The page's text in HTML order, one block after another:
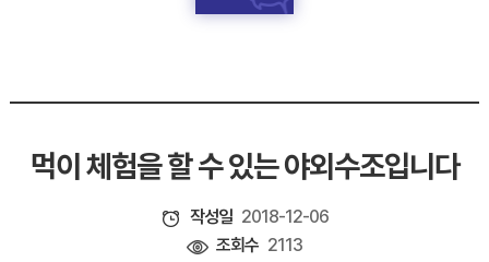
먹이 체험을 할 수 있는 야외수조입니다
작성일 2018-12-06
조회수 2113